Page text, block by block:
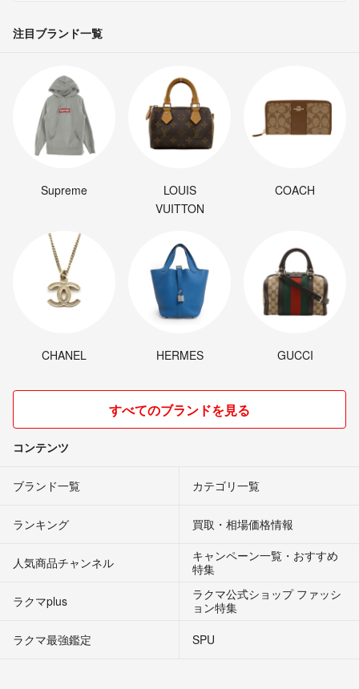
予めご了承ください。
公式ショップですので、領収書のご対応いたします！
お気軽にお問合せください。
【配送について】
当店はラクマ公式ショップです。
匿名でのお取引はできません。
予めご了承ください。
注目ブランド一覧
Supreme
LOUIS
VUITTON
COACH
CHANEL HERMES GUCCI
すべてのブランドを見る
コンテンツ
ブランド一覧 カテゴリ一覧
ランキング 買取・相場価格情報
人気商品チャンネル
キャンペーン一覧・おすすめ
特集
ラクマplus
ラクマ公式ショップ ファッシ
ョン特集
ラクマ最強鑑定
SPU